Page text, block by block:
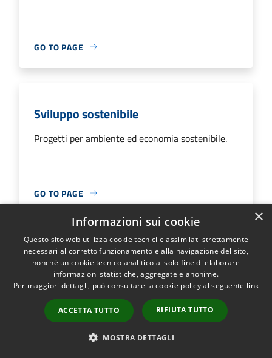
GO TO PAGE
Sviluppo sostenibile
Progetti per ambiente ed economia sostenibile.
GO TO PAGE
Tassa sui servizi
Tributi legati ai servizi comunali.
×
Informazioni sui cookie
Questo sito web utilizza cookie tecnici e assimilati strettamente
necessari al corretto funzionamento e alla navigazione del sito,
nonché un cookie tecnico analitico al solo fine di elaborare
informazioni statistiche, aggregate e anonime.
Per maggiori dettagli, può consultare la cookie policy al seguente link
ACCETTA TUTTO RIFIUTA TUTTO
MOSTRA DETTAGLI